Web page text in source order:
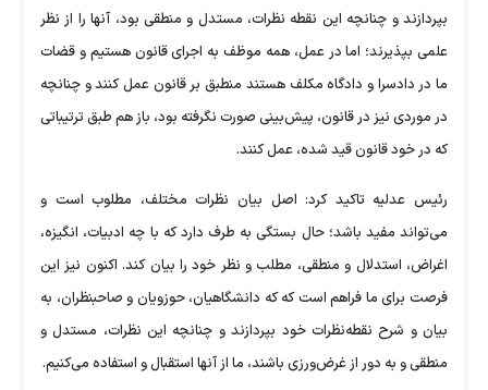
بپردازند و چنانچه این نقطه نظرات، مستدل و منطقی بود، آنها را از نظر
علمی بپذیرند؛ اما در عمل، همه موظف به اجرای قانون هستیم و قضات
ما در دادسرا و دادگاه مکلف هستند منطبق بر قانون عمل کنند و چنانچه
در موردی نیز در قانون، پیش‌بینی صورت نگرفته بود، باز هم طبق ترتیباتی
که در خود قانون قید شده، عمل کنند.
رئیس عدلیه تاکید کرد: اصل بیان نظرات مختلف، مطلوب است و
می‌تواند مفید باشد؛ حال بستگی به طرف دارد که با چه ادبیات، انگیزه،
اغراض، استدلال و منطقی، مطلب و نظر خود را بیان کند. اکنون نیز این
فرصت برای ما فراهم است که که دانشگاهیان، حوزویان و صاحبنظران، به
بیان و شرح نقطه‌نظرات خود بپردازند و چنانچه این نظرات، مستدل و
منطقی و به دور از غرض‌ورزی باشند، ما از آنها استقبال و استفاده می‌کنیم.